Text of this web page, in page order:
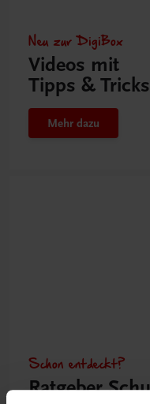
Neu zur DigiBox
Videos mit
Tipps & Tricks
Mehr dazu
Schon entdeckt?
Ratgeber